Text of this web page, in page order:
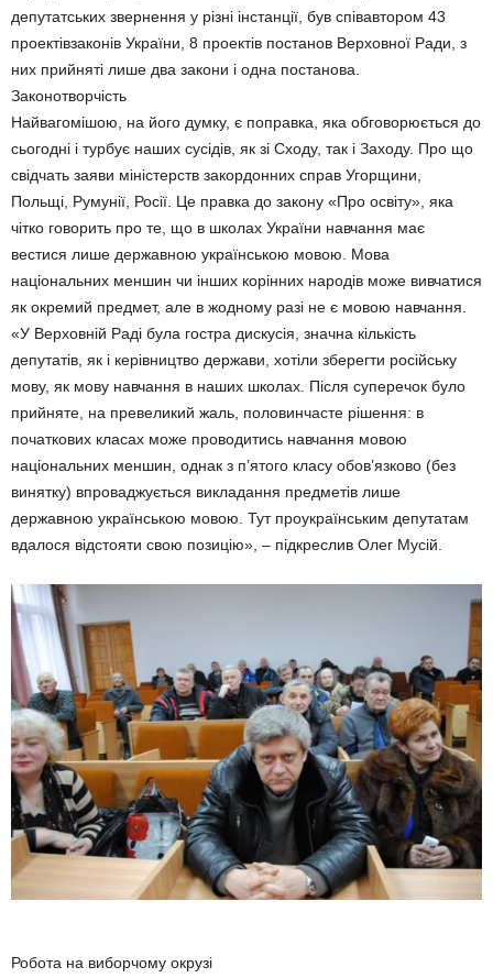
депутатських звернення у різні інстанції, був співавтором 43
проектівзаконів України, 8 проектів постанов Верховної Ради, з
них прийняті лише два закони і одна постанова.
Законотворчість
Найвагомішою, на його думку, є поправка, яка обговорюється до
сьогодні і турбує наших сусідів, як зі Сходу, так і Заходу. Про що
свідчать заяви міністерств закордонних справ Угорщини,
Польщі, Румунії, Росії. Це правка до закону «Про освіту», яка
чітко говорить про те, що в школах України навчання має
вестися лише державною українською мовою. Мова
національних меншин чи інших корінних народів може вивчатися
як окремий предмет, але в жодному разі не є мовою навчання.
«У Верховній Раді була гостра дискусія, значна кількість
депутатів, як і керівництво держави, хотіли зберегти російську
мову, як мову навчання в наших школах. Після суперечок було
прийняте, на превеликий жаль, половинчасте рішення: в
початкових класах може проводитись навчання мовою
національних меншин, однак з п’ятого класу обов’язково (без
винятку) впроваджується викладання предметів лише
державною українською мовою. Тут проукраїнським депутатам
вдалося відстояти свою позицію», – підкреслив Олег Мусій.
Робота на виборчому окрузі